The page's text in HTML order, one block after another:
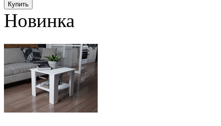
Купить
Новинка